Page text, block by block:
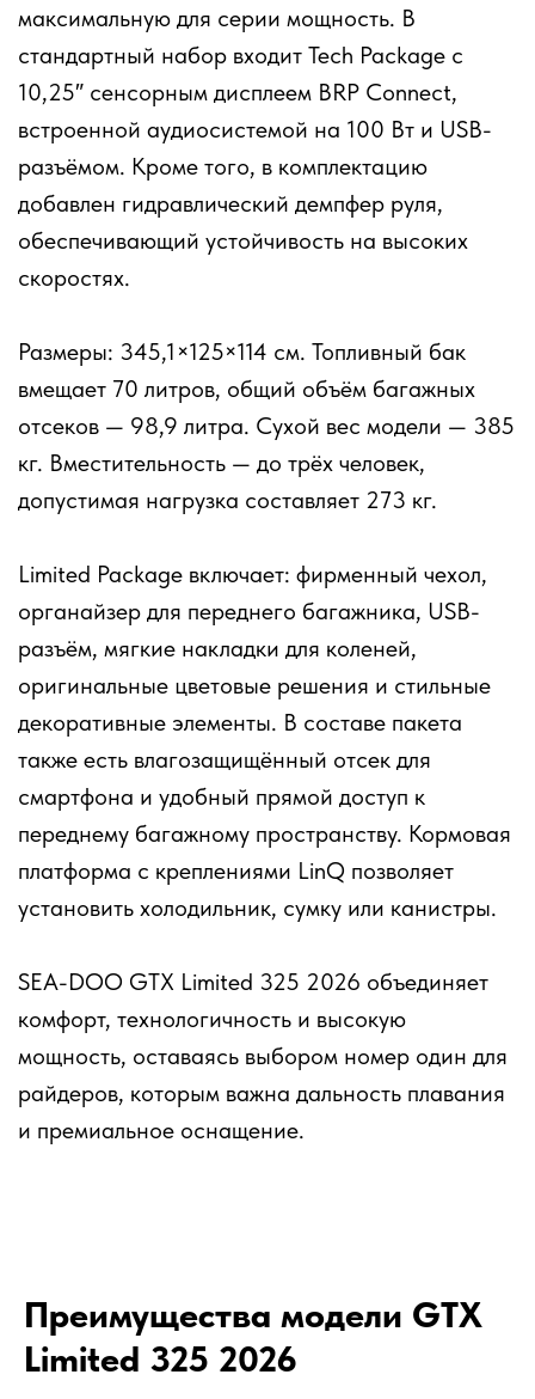
максимальную для серии мощность. В
стандартный набор входит Tech Package с
10,25″ сенсорным дисплеем BRP Connect,
встроенной аудиосистемой на 100 Вт и USB-
разъёмом. Кроме того, в комплектацию
добавлен гидравлический демпфер руля,
обеспечивающий устойчивость на высоких
скоростях.
Размеры: 345,1×125×114 см. Топливный бак
вмещает 70 литров, общий объём багажных
отсеков — 98,9 литра. Сухой вес модели — 385
кг. Вместительность — до трёх человек,
допустимая нагрузка составляет 273 кг.
Limited Package включает: фирменный чехол,
органайзер для переднего багажника, USB-
разъём, мягкие накладки для коленей,
оригинальные цветовые решения и стильные
декоративные элементы. В составе пакета
также есть влагозащищённый отсек для
смартфона и удобный прямой доступ к
переднему багажному пространству. Кормовая
платформа с креплениями LinQ позволяет
установить холодильник, сумку или канистры.
SEA-DOO GTX Limited 325 2026 объединяет
комфорт, технологичность и высокую
мощность, оставаясь выбором номер один для
райдеров, которым важна дальность плавания
и премиальное оснащение.
Преимущества модели GTX
Limited 325 2026